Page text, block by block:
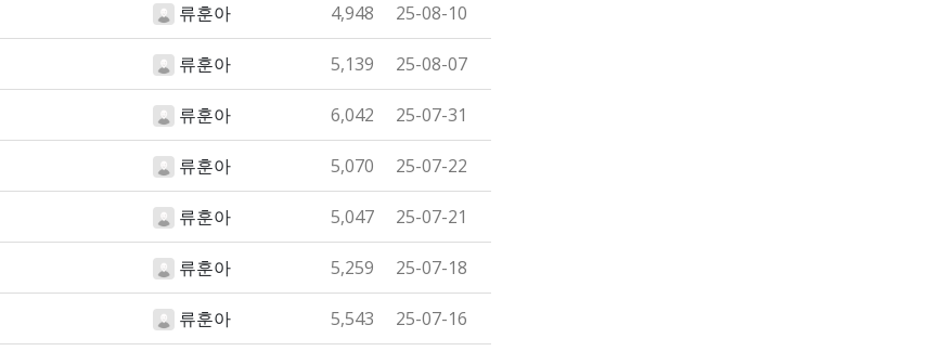
류훈아 4,948 25-08-10
류훈아 5,139 25-08-07
류훈아 6,042 25-07-31
류훈아 5,070 25-07-22
류훈아 5,047 25-07-21
류훈아 5,259 25-07-18
류훈아 5,543 25-07-16